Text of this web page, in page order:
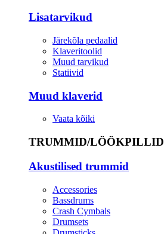
Lisatarvikud
Järekõla pedaalid
Klaveritoolid
Muud tarvikud
Statiivid
Muud klaverid
Vaata kõiki
TRUMMID/LÖÖKPILLID
Akustilised trummid
Accessories
Bassdrums
Crash Cymbals
Drumsets